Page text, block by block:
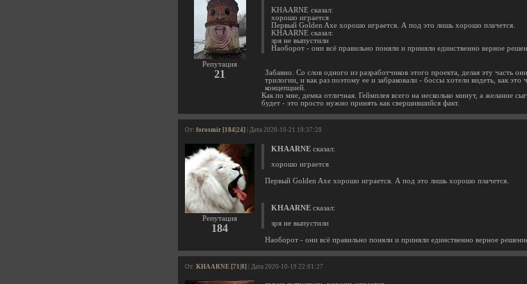
Репутация
21
KHAARNE сказал:
хорошо играется
Первый Golden Axe хорошо играется. А под это лишь хорошо плачется.
KHAARNE сказал:
зря не выпустили
Наоборот - они всё правильно поняли и приняли единственно верное
Забавно. Со слов одного из разработчиков этого проекта, делая эту часть
трилогии, и как раз поэтому ее и забраковали - боссы хотели видеть, как
концепцией.
Как по мне, демка отличная. Геймплея всего на несколько минут, а желание
будет - это просто нужно принять как свершившийся факт.
От: forosmir [184|24] | Дата 2020-10-21 19:37:28
Репутация
184
KHAARNE сказал:
хорошо играется
Первый Golden Axe хорошо играется. А под это лишь хорошо плачется.
KHAARNE сказал:
зря не выпустили
Наоборот - они всё правильно поняли и приняли единственно верное
От: KHAARNE [71|8] | Дата 2020-10-19 22:01:27